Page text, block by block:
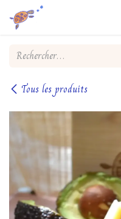
Se rendre au contenu
Tous les produits